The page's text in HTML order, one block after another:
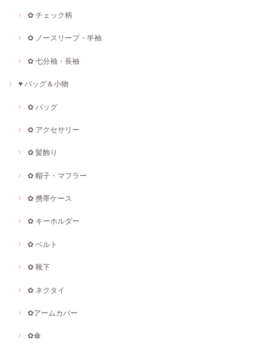
✿ チェック柄
✿ ノースリープ・半袖
✿ 七分袖・長袖
♥ バッグ＆小物
✿ バッグ
✿ アクセサリー
✿ 髪飾り
✿ 帽子・マフラー
✿ 携帯ケース
✿ キーホルダー
✿ ベルト
✿ 靴下
✿ ネクタイ
✿アームカバー
✿傘